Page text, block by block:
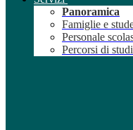
Panoramica
Famiglie e
Personale
Percorsi di